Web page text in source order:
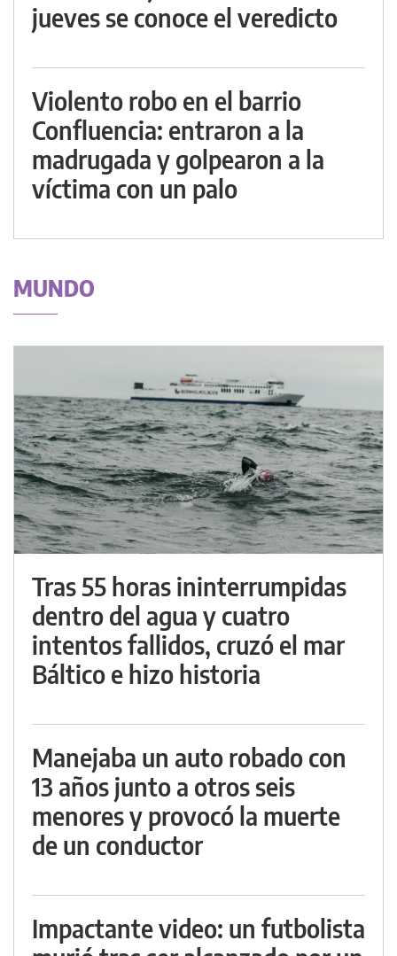
jueves se conoce el veredicto
Violento robo en el barrio
Confluencia: entraron a la
madrugada y golpearon a la
víctima con un palo
MUNDO
Tras 55 horas ininterrumpidas
dentro del agua y cuatro
intentos fallidos, cruzó el mar
Báltico e hizo historia
Manejaba un auto robado con
13 años junto a otros seis
menores y provocó la muerte
de un conductor
Impactante video: un futbolista